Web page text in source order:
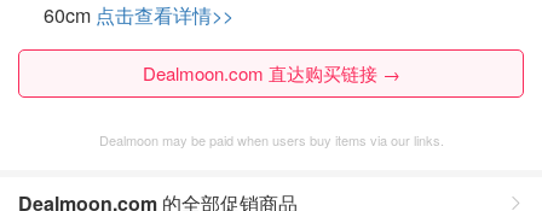
60cm 点击查看详情>>
Dealmoon.com 直达购买链接 →
Dealmoon may be paid when users buy items via our links.
Dealmoon.com 的全部促销商品